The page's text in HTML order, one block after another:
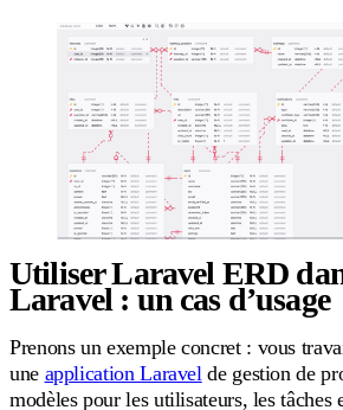
Utiliser Laravel ERD
Laravel : un cas d’usage
Prenons un exemple concret : vous
une application Laravel de gestion de
modèles pour les utilisateurs, les tâches